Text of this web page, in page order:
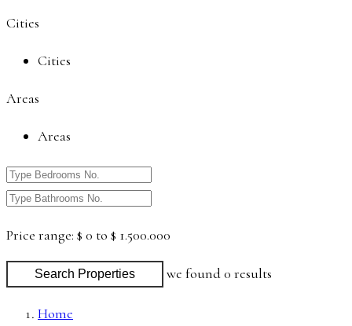
Cities
Cities
Areas
Areas
Price range: $ 0 to $ 1.500.000
Search Properties we found0 results
Home